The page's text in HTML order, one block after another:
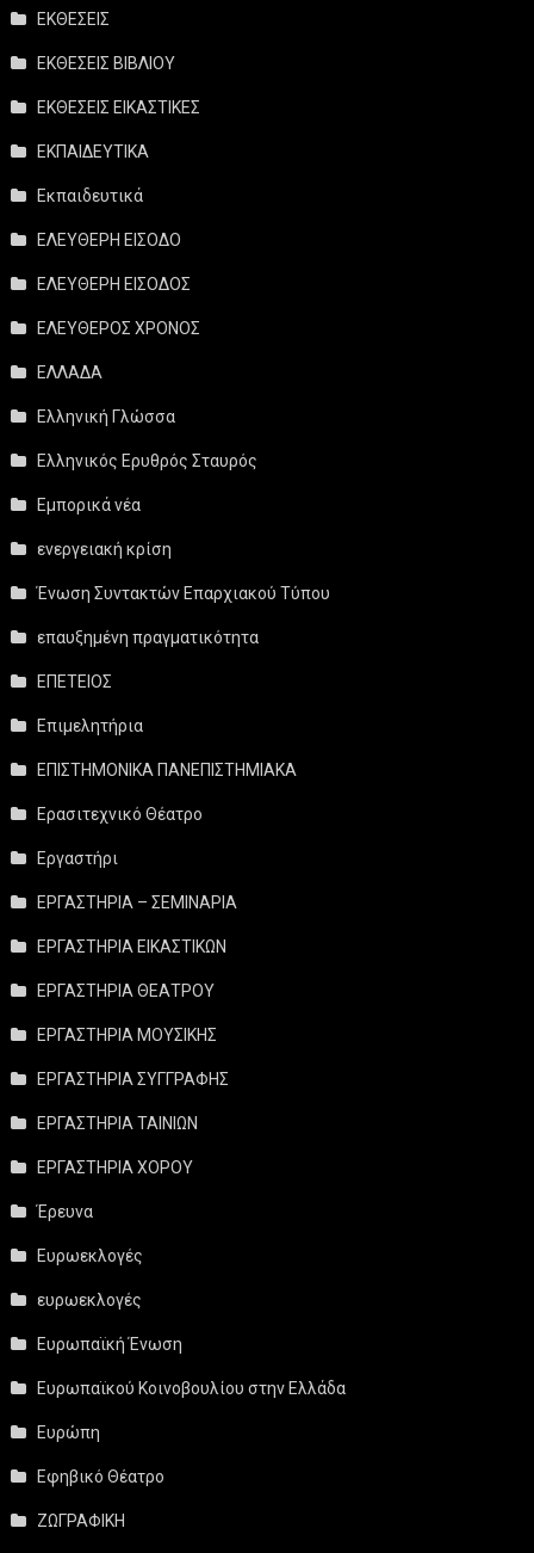
ΕΚΘΕΣΕΙΣ
ΕΚΘΕΣΕΙΣ ΒΙΒΛΙΟΥ
ΕΚΘΕΣΕΙΣ ΕΙΚΑΣΤΙΚΕΣ
ΕΚΠΑΙΔΕΥΤΙΚΑ
Εκπαιδευτικά
ΕΛΕΥΘΕΡΗ ΕΙΣΟΔΟ
ΕΛΕΥΘΕΡΗ ΕΙΣΟΔΟΣ
ΕΛΕΥΘΕΡΟΣ ΧΡΟΝΟΣ
ΕΛΛΑΔΑ
Ελληνική Γλώσσα
Ελληνικός Ερυθρός Σταυρός
Εμπορικά νέα
ενεργειακή κρίση
Ένωση Συντακτών Επαρχιακού Τύπου
επαυξημένη πραγματικότητα
ΕΠΕΤΕΙΟΣ
Επιμελητήρια
ΕΠΙΣΤΗΜΟΝΙΚΑ ΠΑΝΕΠΙΣΤΗΜΙΑΚΑ
Ερασιτεχνικό Θέατρο
Εργαστήρι
ΕΡΓΑΣΤΗΡΙΑ – ΣΕΜΙΝΑΡΙΑ
ΕΡΓΑΣΤΗΡΙΑ ΕΙΚΑΣΤΙΚΩΝ
ΕΡΓΑΣΤΗΡΙΑ ΘΕΑΤΡΟΥ
ΕΡΓΑΣΤΗΡΙΑ ΜΟΥΣΙΚΗΣ
ΕΡΓΑΣΤΗΡΙΑ ΣΥΓΓΡΑΦΗΣ
ΕΡΓΑΣΤΗΡΙΑ ΤΑΙΝΙΩΝ
ΕΡΓΑΣΤΗΡΙΑ ΧΟΡΟΥ
Έρευνα
Ευρωεκλογές
ευρωεκλογές
Ευρωπαϊκή Ένωση
Ευρωπαϊκού Κοινοβουλίου στην Ελλάδα
Ευρώπη
Εφηβικό Θέατρο
ΖΩΓΡΑΦΙΚΗ